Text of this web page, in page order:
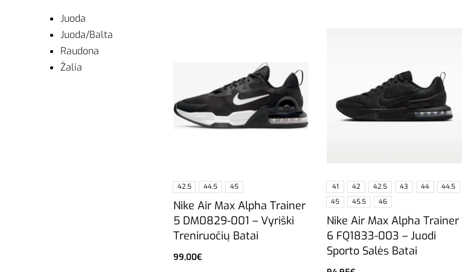
Juoda
Juoda/Balta
Raudona
Žalia
42.5 44.5 45
Nike Air Max Alpha Trainer
5 DM0829-001 – Vyriški
Treniruočių Batai
99,00€
41 42 42.5 43 44
44.5
45
45.5 46
Nike Air Max Alpha Trainer
6 FQ1833-003 – Juodi
Sporto Salės Batai